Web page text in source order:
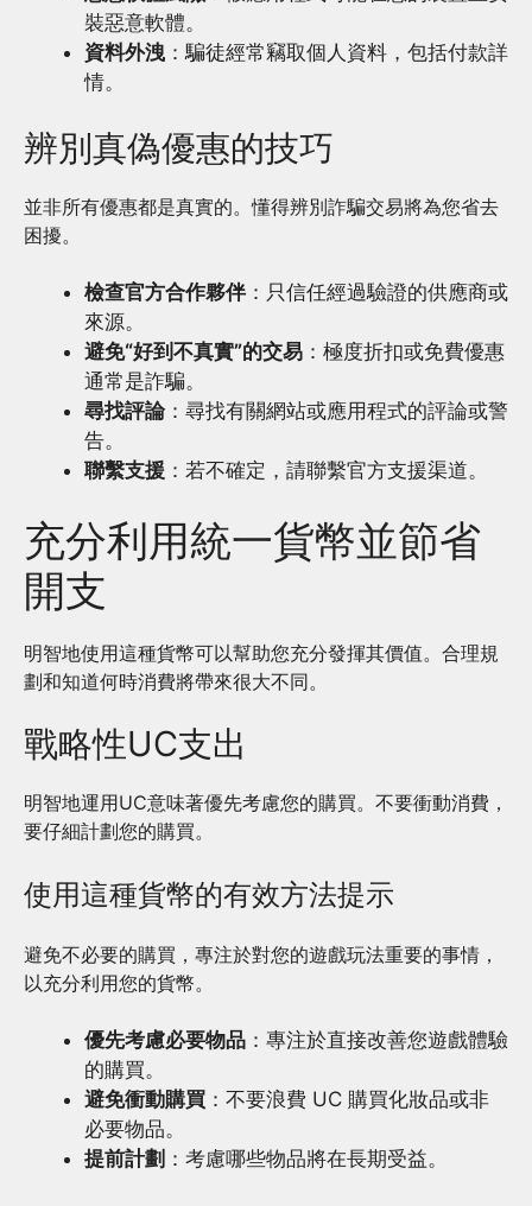
裝惡意軟體。
資料外洩 ：騙徒經常竊取個人資料，包括付款詳
情。
辨別真偽優惠的技巧
並非所有優惠都是真實的。懂得辨別詐騙交易將為您省去
困擾。
檢查官方合作夥伴：只信任經過驗證的供應商或
來源。
避免“好到不真實”的交易 ：極度折扣或免費優惠
通常是詐騙。
尋找評論：尋找有關網站或應用程式的評論或警
告。
聯繫支援 ：若不確定，請聯繫官方支援渠道。
充分利用統一貨幣並節省
開支
明智地使用這種貨幣可以幫助您充分發揮其價值。合理規
劃和知道何時消費將帶來很大不同。
戰略性UC支出
明智地運用UC意味著優先考慮您的購買。不要衝動消費，
要仔細計劃您的購買。
使用這種貨幣的有效方法提示
避免不必要的購買，專注於對您的遊戲玩法重要的事情，
以充分利用您的貨幣。
優先考慮必要物品 ：專注於直接改善您遊戲體驗
的購買。
避免衝動購買 ：不要浪費 UC 購買化妝品或非
必要物品。
提前計劃 ：考慮哪些物品將在長期受益。